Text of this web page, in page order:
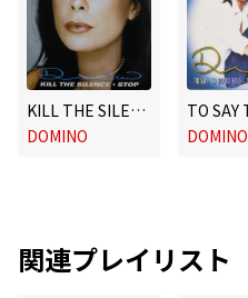
KILL THE SILENCE / STOP (Original ABEATC 12" master)
DOMINO
DOMINO
関連プレイリスト